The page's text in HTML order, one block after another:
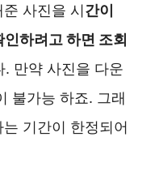
사진을 시간이
하려고 하면 조회
. 만약 사진을 다운
불가능 하죠. 그래
기간이 한정되어